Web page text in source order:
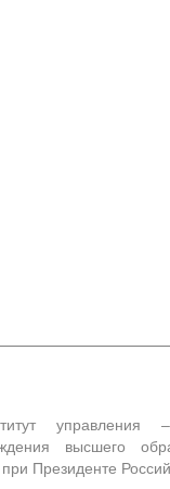
управления
высшего
Президенте